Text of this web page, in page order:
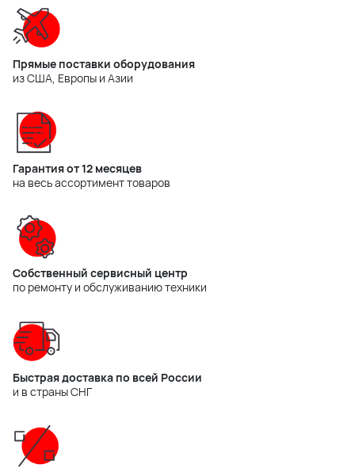
Прямые поставки оборудования
из США, Европы и Азии
Гарантия от 12 месяцев
на весь ассортимент товаров
Собственный сервисный центр
по ремонту и обслуживанию техники
Быстрая доставка по всей России
и в страны СНГ